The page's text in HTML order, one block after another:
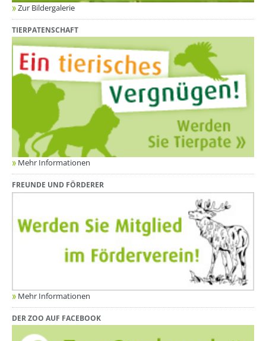
Zur Bildergalerie
TIERPATENSCHAFT
Mehr Informationen
FREUNDE UND FÖRDERER
Mehr Informationen
DER ZOO AUF FACEBOOK